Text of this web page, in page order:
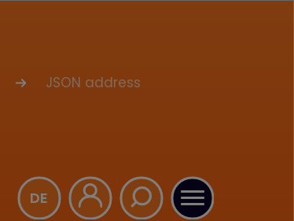
DE Wenn die Ergebnisse
JSON address